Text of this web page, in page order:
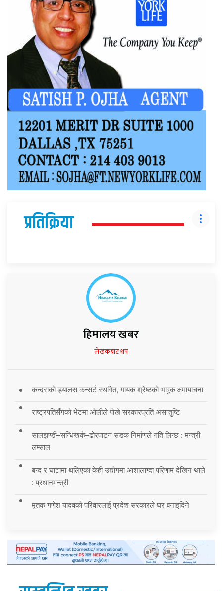
प्रतिक्रिया
हिमालय खबर
लेखकबाट थप
कन्दराको ड्यालस कन्सर्ट स्थगित, गायक श्रेष्ठको भावुक क्षमायाचना
राष्ट्रपतिसँगको भेटमा ओलीले पोखे सरकारप्रति असन्तुष्टि
सालझण्डी–सन्धिखर्क–ढोरपाटन सडक निर्माणले गति लिन्छ : मन्त्री
लम्साल
बन्द र घाटामा थलिएका केही उद्योगमा आशालाग्दा परिणाम देखिन थाले
: प्रधानमन्त्री
मृतक गणेश यादवको परिवारलाई प्रदेश सरकारले घर बनाइदिने